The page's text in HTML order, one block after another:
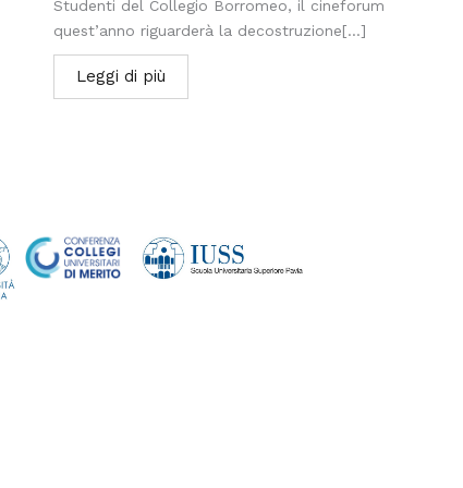
Studenti del Collegio Borromeo, il cineforum
quest’anno riguarderà la decostruzione[...]
Leggi di più